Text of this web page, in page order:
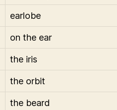
earlobe
on the ear
the iris
the orbit
the beard